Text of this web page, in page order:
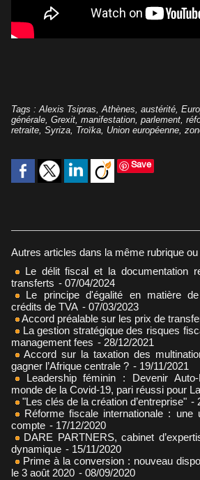
Tags :Alexis Tsipras,Athènes, austérité,
générale, Grexit, manifestation, parlement,
retraite, Syriza, Troïka, Union européenne,
Save
Autres articles dans la même rubrique
Le délit fiscal et la documentation
transferts - 07/04/2024
Le principe d'égalité en matière
crédits de TVA - 07/03/2023
Accord préalable sur les prix de
La gestion stratégique des risques
management fees - 28/12/2021
Accord sur la taxation des
gagner l’Afrique centrale ? - 19/11/2021
Leadership féminin : Devenir
monde de la Covid-19, pari réussi pour
"Les clés de la création d’entreprise" -
Réforme fiscale internationale : une
compte - 17/12/2020
DARE PARTNERS, cabinet
dynamique - 15/11/2020
Prime à la conversion : nouveau
le 3 août 2020 - 08/09/2020